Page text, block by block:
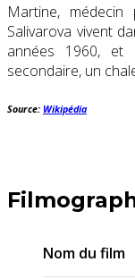
Martine, médecin
Salivarova vivent
années 1960, et
secondaire, un
Source: Wikipédia
Nom du film